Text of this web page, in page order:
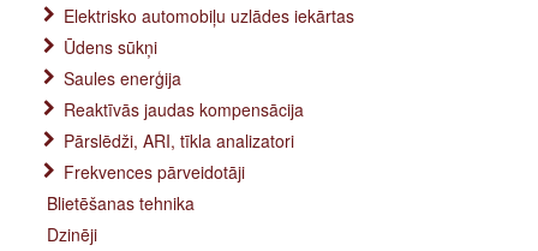
Elektrisko automobiļu uzlādes iekārtas
Ūdens sūkņi
Saules enerģija
Reaktīvās jaudas kompensācija
Pārslēdži, ARI, tīkla analizatori
Frekvences pārveidotāji
Blietēšanas tehnika
Dzinēji